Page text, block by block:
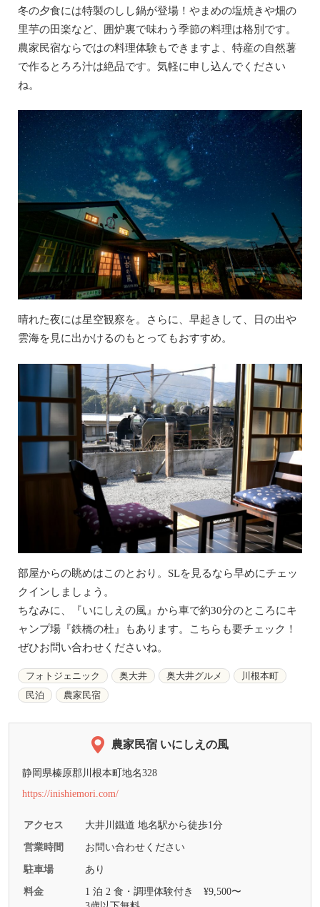
冬の夕食には特製のしし鍋が登場！やまめの塩焼きや畑の
里芋の田楽など、囲炉裏で味わう季節の料理は格別です。
農家民宿ならではの料理体験もできますよ、特産の自然薯
で作るとろろ汁は絶品です。気軽に申し込んでください
ね。
晴れた夜には星空観察を。さらに、早起きして、日の出や
雲海を見に出かけるのもとってもおすすめ。
部屋からの眺めはこのとおり。SLを見るなら早めにチェッ
クインしましょう。
ちなみに、『いにしえの風』から車で約30分のところにキ
ャンプ場『鉄橋の杜』もあります。こちらも要チェック！
ぜひお問い合わせくださいね。
フォトジェニック 奥大井 奥大井グルメ
川根本町
民泊
農家民宿
農家民宿 いにしえの風
静岡県榛原郡川根本町地名328
https://inishiemori.com/
アクセス 大井川鐵道 地名駅から徒歩1分
営業時間 お問い合わせください
駐車場 あり
料金
1 泊 2 食・調理体験付き ¥9,500〜